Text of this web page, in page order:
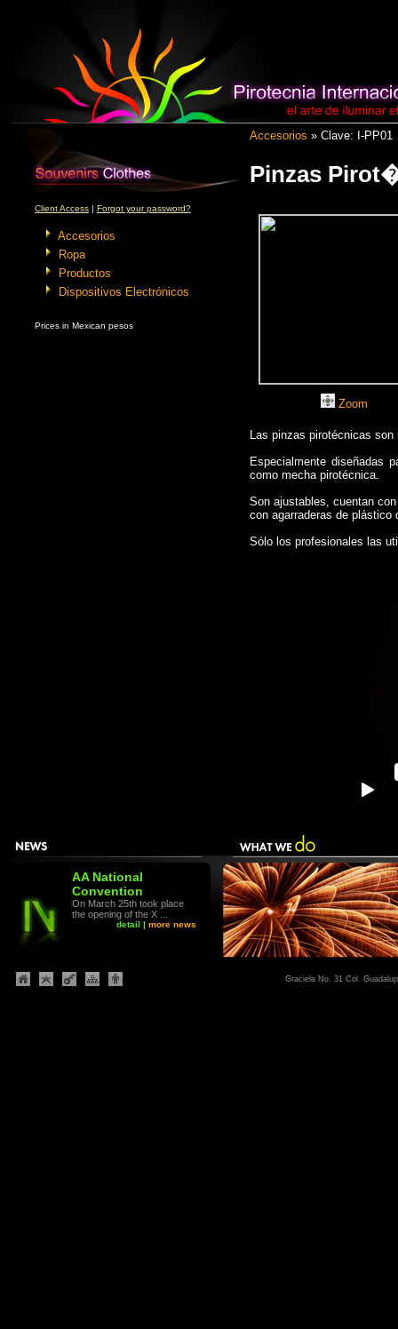
Client Access | Forgot your password?
Accesorios
Ropa
Productos
Dispositivos Electrónicos
Prices in Mexican pesos
Accesorios » Clave: I-PP01
Pinzas
Zoom
Las pinzas pirotécnicas
Especialmente diseñadas
como mecha pirotécnica.
Son ajustables, cuentan
con agarraderas de
Sólo los profesionales las
Graciela No. 31 Col.
AA National
Convention
On March 25th took place
the opening of the X ...
detail | more news